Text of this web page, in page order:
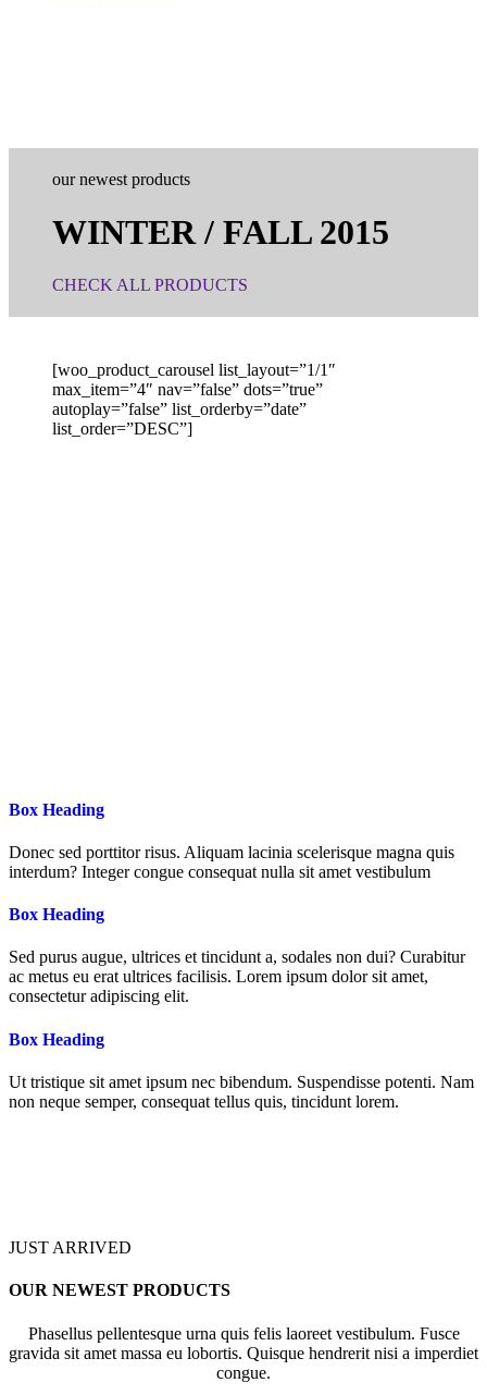
our newest products
WINTER / FALL 2015
CHECK ALL PRODUCTS
[woo_product_carousel list_layout=”1/1″
max_item=”4″ nav=”false” dots=”true”
autoplay=”false” list_orderby=”date”
list_order=”DESC”]
Box Heading
Donec sed porttitor risus. Aliquam lacinia scelerisque magna quis
interdum? Integer congue consequat nulla sit amet vestibulum
Box Heading
Sed purus augue, ultrices et tincidunt a, sodales non dui? Curabitur
ac metus eu erat ultrices facilisis. Lorem ipsum dolor sit amet,
consectetur adipiscing elit.
Box Heading
Ut tristique sit amet ipsum nec bibendum. Suspendisse potenti. Nam
non neque semper, consequat tellus quis, tincidunt lorem.
JUST ARRIVED
OUR NEWEST PRODUCTS
Phasellus pellentesque urna quis felis laoreet vestibulum. Fusce
gravida sit amet massa eu lobortis. Quisque hendrerit nisi a imperdiet
congue.